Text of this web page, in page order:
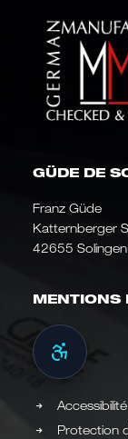
GÜDE DE
Franz Güde
Katternberger
42655 Solingen
MENTIONS
Accessibilité
Protection